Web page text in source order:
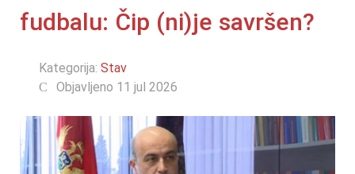
fudbalu: Čip (ni)je savršen?
Kategorija: Stav
Objavljeno 11 jul 2026